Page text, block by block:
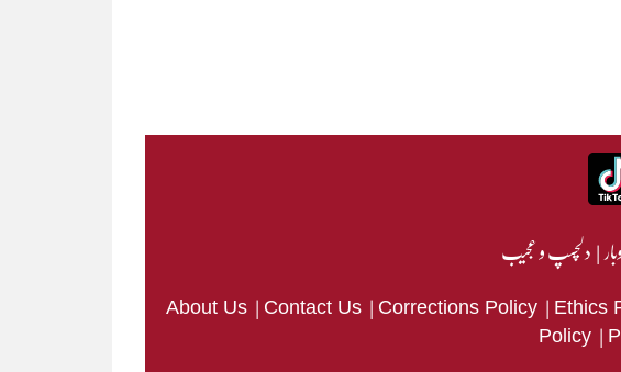
|دلچسپ و عجیب
About Us | Contact Us | Corrections Policy | Ethics
Policy |